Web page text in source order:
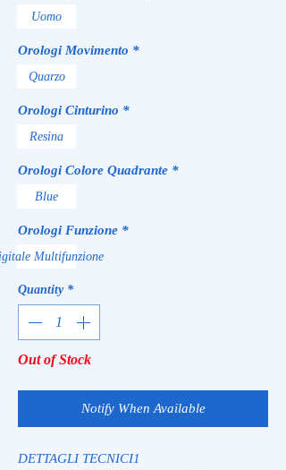
Uomo
Orologi Movimento *
Quarzo
Orologi Cinturino *
Resina
Orologi Colore Quadrante *
Blue
Orologi Funzione *
Multifunzione
Quantity *
Out of Stock
Notify When Available
DETTAGLI TECNICI1